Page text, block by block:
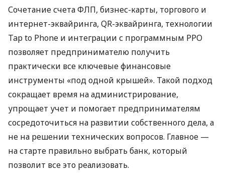
Сочетание счета ФЛП, бизнес-карты, торгового и
интернет-эквайринга, QR-эквайринга, технологии
Tap to Phone и интеграции с программным РРО
позволяет предпринимателю получить
практически все ключевые финансовые
инструменты «под одной крышей». Такой подход
сокращает время на администрирование,
упрощает учет и помогает предпринимателям
сосредоточиться на развитии собственного дела, а
не на решении технических вопросов. Главное —
на старте правильно выбрать банк, который
позволит все это реализовать.